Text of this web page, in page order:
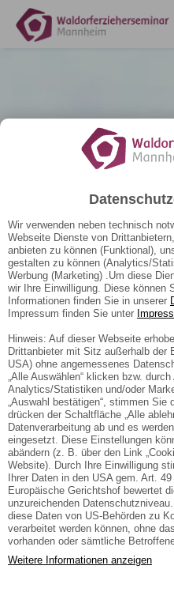
Wir verwenden neben technisch
Webseite Dienste von
anbieten zu können (Funktional),
gestalten zu können (Analytics/
Werbung (Marketing) .Um diese
wir Ihre Einwilligung. Diese können
Informationen finden Sie in unserer
Impressum finden Sie unter
Hinweis: Auf dieser Webseite
Drittanbieter mit Sitz außerhalb der
USA) ohne angemessenes
„Alle Auswählen“ klicken bzw.
Analytics/Statistiken und/oder
„Auswahl bestätigen“, stimmen Sie
drücken der Schaltfläche „Alle
Datenverarbeitung ab und es
eingesetzt. Diese Einstellungen
abändern (z. B. über den Link
Website). Durch Ihre Einwilligung
Ihrer Daten in den USA gem. Art.
Europäische Gerichtshof bewertet
unzureichenden
diese Daten von US-Behörden zu
verarbeitet werden können, ohne
vorhanden oder sämtliche
Weitere Informationen anzeigen